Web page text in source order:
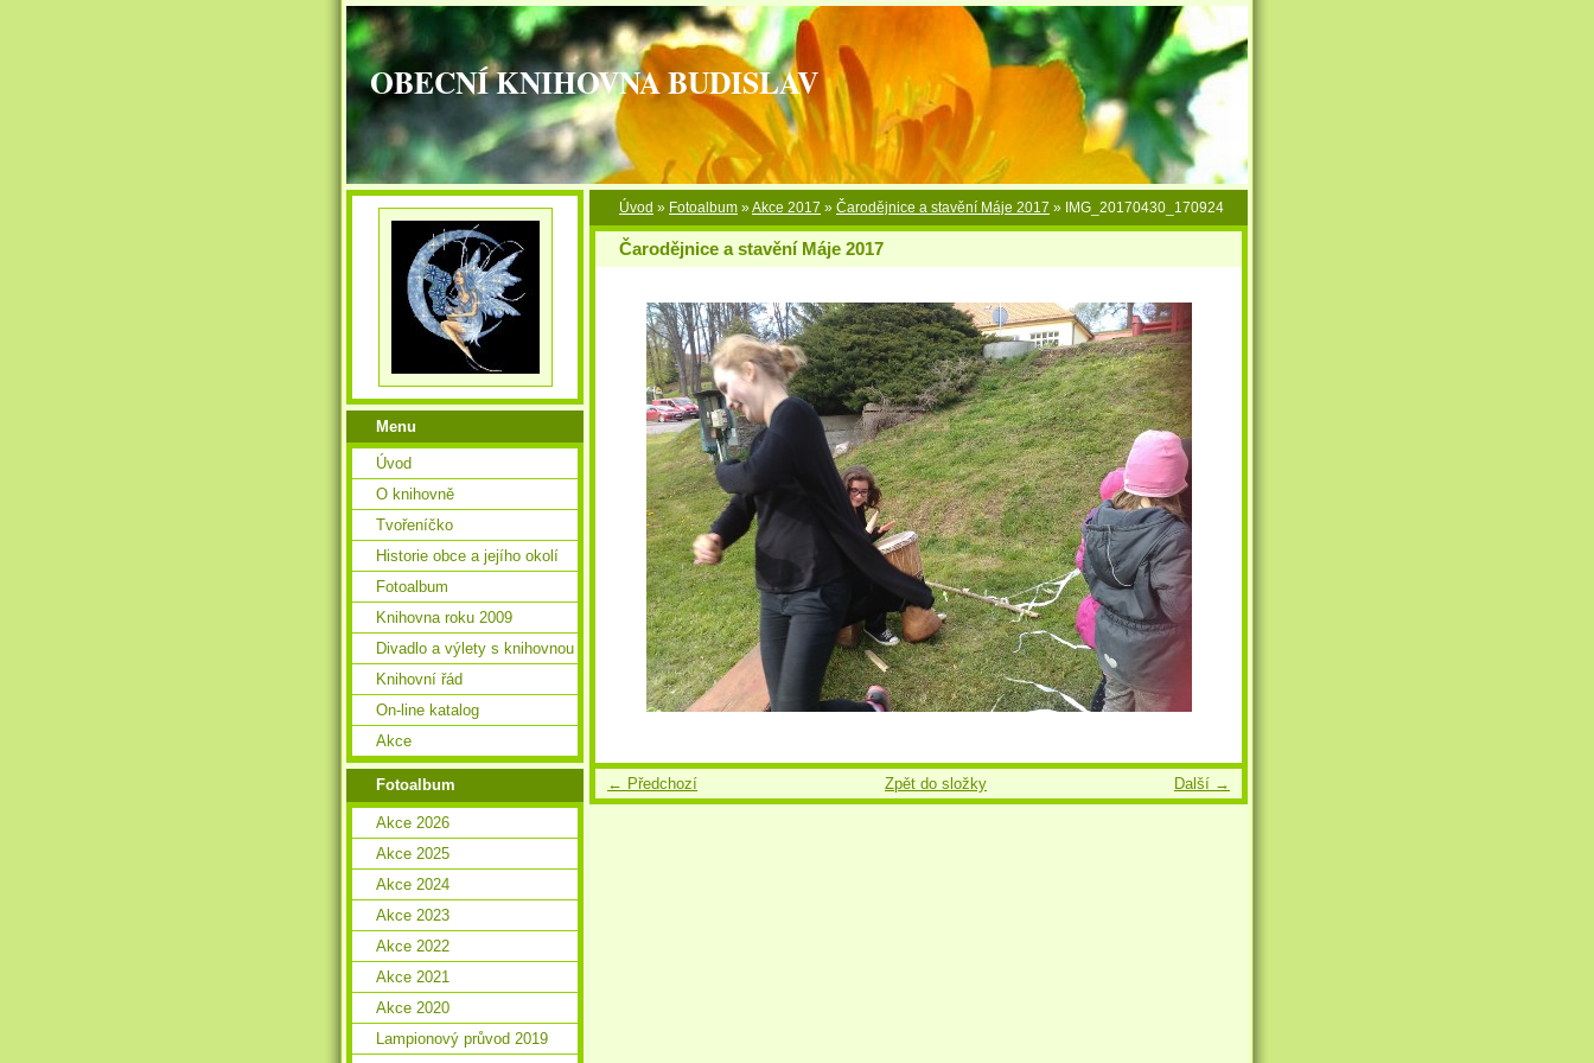
OBECNÍ KNIHOVNA BUDISLAV
Úvod » Fotoalbum »Akce 2017 » Čarodějnice a stavění Máje 2017 » IMG_20170430_170924
Čarodějnice a stavění Máje 2017
← Předchozí Další →
Zpět do složky
Menu
Úvod
O knihovně
Tvořeníčko
Historie obce a jejího okolí
Fotoalbum
Knihovna roku 2009
Divadlo a výlety s knihovnou
Knihovní řád
On-line katalog
Akce
Fotoalbum
Akce 2026
Akce 2025
Akce 2024
Akce 2023
Akce 2022
Akce 2021
Akce 2020
Lampionový průvod 2019